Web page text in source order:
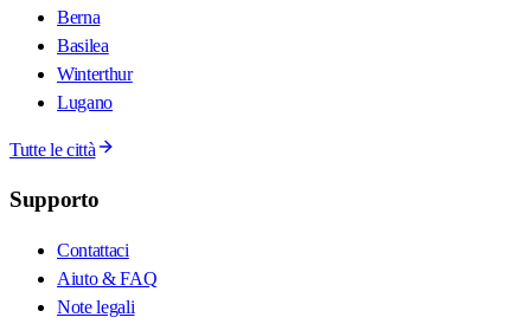
Berna
Basilea
Winterthur
Lugano
Tutte le città
Supporto
Contattaci
Aiuto & FAQ
Note legali